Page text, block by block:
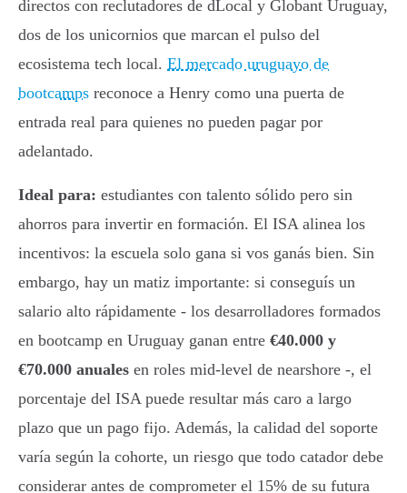
directos con reclutadores de dLocal y Globant Uruguay,
dos de los unicornios que marcan el pulso del
ecosistema tech local. El mercado uruguayo de
bootcamps reconoce a Henry como una puerta de
entrada real para quienes no pueden pagar por
adelantado.
Ideal para: estudiantes con talento sólido pero sin
ahorros para invertir en formación. El ISA alinea los
incentivos: la escuela solo gana si vos ganás bien. Sin
embargo, hay un matiz importante: si conseguís un
salario alto rápidamente - los desarrolladores formados
en bootcamp en Uruguay ganan entre €40.000 y
€70.000 anuales en roles mid-level de nearshore -, el
porcentaje del ISA puede resultar más caro a largo
plazo que un pago fijo. Además, la calidad del soporte
varía según la cohorte, un riesgo que todo catador debe
considerar antes de comprometer el 15% de su futura